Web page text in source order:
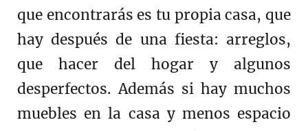
que encontrarás es tu propia casa, que
hay después de una fiesta: arreglos,
que hacer del hogar y algunos
desperfectos. Además si hay muchos
muebles en la casa y menos espacio